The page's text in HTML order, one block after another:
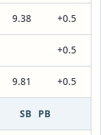
9.38 +0.5
+0.5
9.81 +0.5
SB PB